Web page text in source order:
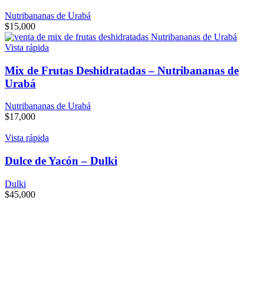
Nutribananas de Urabá
$15,000
Vista rápida
Mix de Frutas Deshidratadas – Nutribananas de
Urabá
Nutribananas de Urabá
$17,000
Vista rápida
Dulce de Yacón – Dulki
Dulki
$45,000